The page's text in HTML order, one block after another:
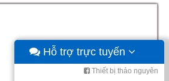
Hỗ trợ trực tuyến
Thiết bị thảo nguyên